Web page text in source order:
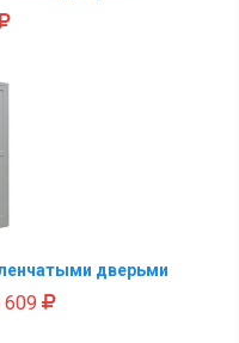
дверьми
609